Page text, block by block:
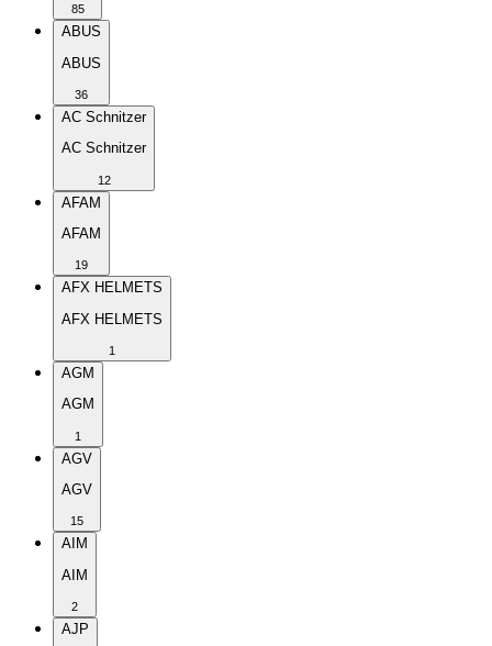
85
ABUS
ABUS
36
AC Schnitzer
AC Schnitzer
12
AFAM
AFAM
19
AFX HELMETS
AFX HELMETS
1
AGM
AGM
1
AGV
AGV
15
AIM
AIM
2
AJP